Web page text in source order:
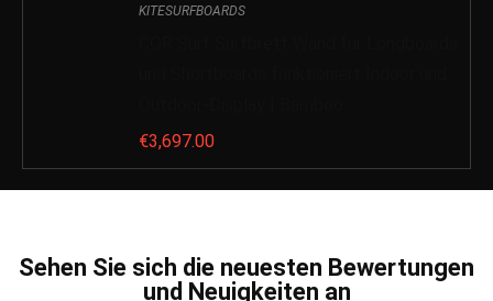
KITESURFBOARDS
€3,697.00
Sehen Sie sich die neuesten Bewertungen
und Neuigkeiten an